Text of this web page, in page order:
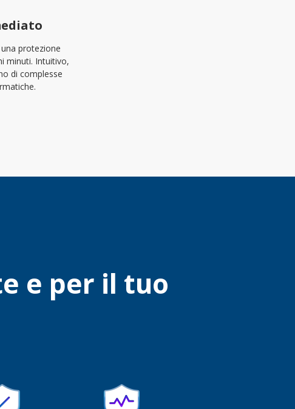
protezione
minuti. Intuitivo,
di complesse
e per il tuo